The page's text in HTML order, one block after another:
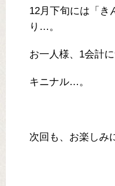
12月下旬には「き
り…。
お一人様、1会計
キニナル…。
次回も、お楽しみ